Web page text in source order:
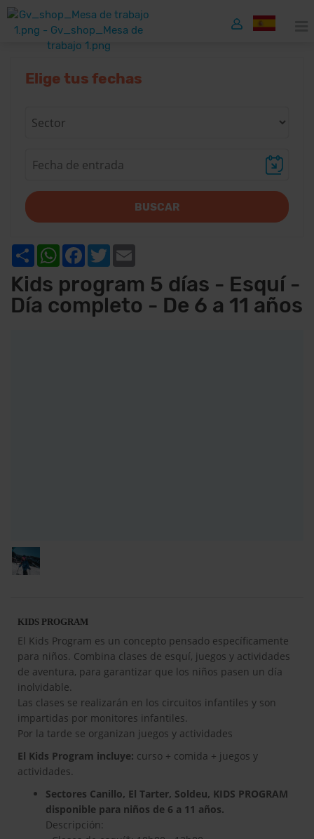
Elige tus fechas
BUSCAR
Share WhatsAppFacebook
Twitter
Kids program 5 días - Esquí -
Día completo - De 6 a 11 años
El Kids Program incluye:
actividades.
Descripción:
• Clases de esquí*: 10h00 - 13h00
• Comida: 13h00 - 14h00
• No disponemos de menús especiales para
necesidades alimenticias especiales, en caso de
algún tipo de alergia alimenticia los progenitores
pueden traer la comida
• Actividades por la tarde*: 14h00 - 16h00.
iglús, búsqueda de huellas, minitirolina (Canillo), y
actividades diversas con animación en la nieve.
• Recogida en guardería: 16h00
• Inicio del servicio: Lunes y sábado
OBSERVACIONES GENERALES: